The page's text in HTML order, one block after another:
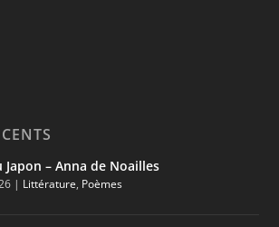
Japon – Anna de Noailles
| Littérature, Poèmes